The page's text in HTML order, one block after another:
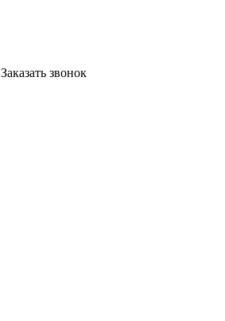
Заказать звонок